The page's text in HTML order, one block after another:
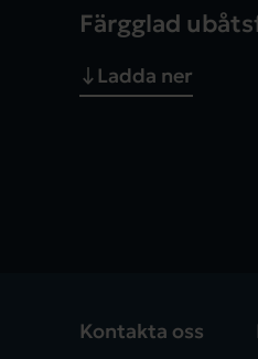
Färgglad
Ladda ner
Kontakta oss